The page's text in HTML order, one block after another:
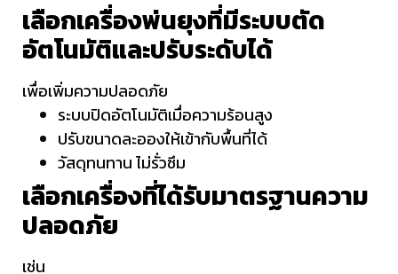
เลือกเครื่องพ่นยุงที่มีระบบตัด
อัตโนมัติและปรับระดับได้
เพื่อเพิ่มความปลอดภัย
ระบบปิดอัตโนมัติเมื่อความร้อนสูง
ปรับขนาดละอองให้เข้ากับพื้นที่ได้
วัสดุทนทาน ไม่รั่วซึม
เลือกเครื่องที่ได้รับมาตรฐานความ
ปลอดภัย
เช่น